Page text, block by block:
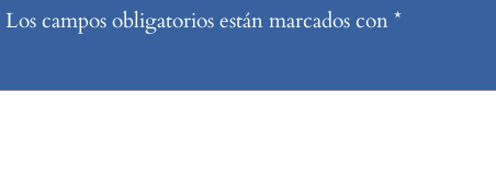
Los campos obligatorios están marcados con*